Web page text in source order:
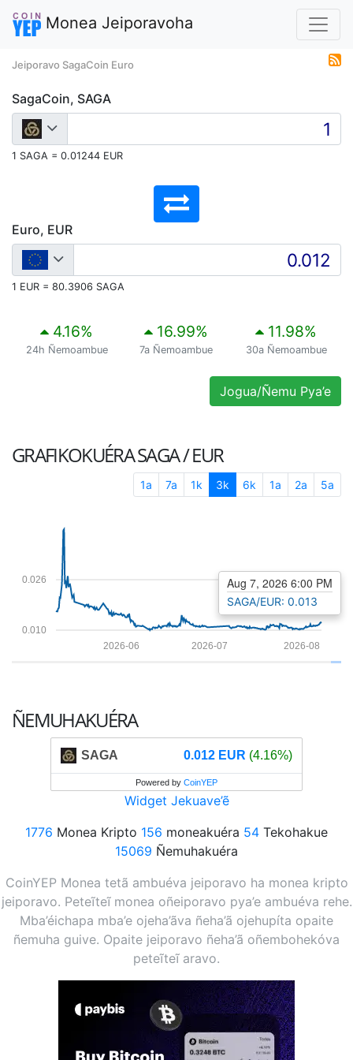
Monea Jeiporavoha
Jeiporavo SagaCoin Euro
SagaCoin, SAGA
1 SAGA = 0.01244 EUR
Euro, EUR
1 EUR = 80.3906 SAGA
4.16%
24h Ñemoambue
16.99%
7a Ñemoambue
11.98%
30a Ñemoambue
Jogua/Ñemu Pya’e
GRAFIKOKUÉRASAGA / EUR
1a 7a 1k 3k 6k 1a 2a 5a
0.010
0.026
2026-08
2026-07
2026-06
Aug 7, 2026 6:00 PM
SAGA/EUR: 0.013
ÑEMUHAKUÉRA
SAGA 0.012 EUR (4.16%)
Powered by CoinYEP
Widget Jekuave’ẽ
1776 Monea Kripto 156 moneakuéra 54 Tekohakue
15069 Ñemuhakuéra
CoinYEP Monea tetã ambuéva jeiporavo ha monea kripto
jeiporavo. Peteĩteĩ monea oñeiporavo pya’e ambuéva rehe.
Mba’éichapa mba’e ojeha’ãva ñeha’ã ojehupíta opaite
ñemuha guive. Opaite jeiporavo ñeha’ã oñembohekóva
peteĩteĩ aravo.